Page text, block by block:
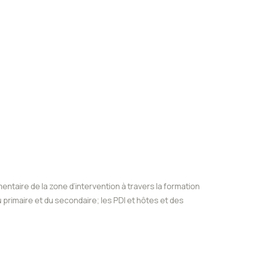
de la zone d’intervention à travers la formation
et du secondaire; les PDI et hôtes et des